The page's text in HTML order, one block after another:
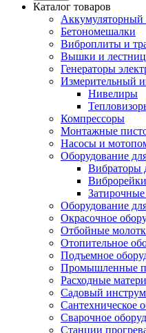
Каталог товаров
Аккумуляторный
Бетономешалки
Виброплиты и
Вышки и
Генераторы
Измерительный
Нивелиры
Компрессоры
Монтажные
Насосы и
Оборудование
Вибраторы
Виброрейки
Оборудование
Окрасочное
Отбойные
Отопительное
Подъемное
Промышленные
Расходные
Садовый
Сантехническое
Сварочное
Станции